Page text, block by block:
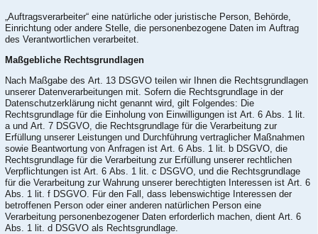
„Auftragsverarbeiter“ eine natürliche oder juristische Person, Behörde,
Einrichtung oder andere Stelle, die personenbezogene Daten im Auftrag
des Verantwortlichen verarbeitet.
Maßgebliche Rechtsgrundlagen
Nach Maßgabe des Art. 13 DSGVO teilen wir Ihnen die Rechtsgrundlagen
unserer Datenverarbeitungen mit. Sofern die Rechtsgrundlage in der
Datenschutzerklärung nicht genannt wird, gilt Folgendes: Die
Rechtsgrundlage für die Einholung von Einwilligungen ist Art. 6 Abs. 1 lit.
a und Art. 7 DSGVO, die Rechtsgrundlage für die Verarbeitung zur
Erfüllung unserer Leistungen und Durchführung vertraglicher Maßnahmen
sowie Beantwortung von Anfragen ist Art. 6 Abs. 1 lit. b DSGVO, die
Rechtsgrundlage für die Verarbeitung zur Erfüllung unserer rechtlichen
Verpflichtungen ist Art. 6 Abs. 1 lit. c DSGVO, und die Rechtsgrundlage
für die Verarbeitung zur Wahrung unserer berechtigten Interessen ist Art. 6
Abs. 1 lit. f DSGVO. Für den Fall, dass lebenswichtige Interessen der
betroffenen Person oder einer anderen natürlichen Person eine
Verarbeitung personenbezogener Daten erforderlich machen, dient Art. 6
Abs. 1 lit. d DSGVO als Rechtsgrundlage.